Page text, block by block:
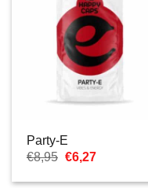
Party-E
€8,95 Il
originale
€6,27Il
attuale